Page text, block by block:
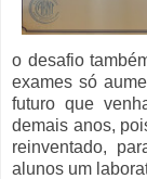
o desafio
exames só
futuro que
demais anos,
reinventado,
alunos um